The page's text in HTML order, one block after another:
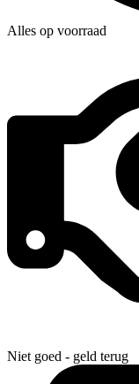
Alles op voorraad
Niet goed - geld terug